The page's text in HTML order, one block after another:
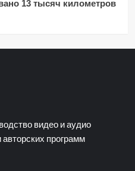
13 тысяч километров
видео и аудио
программ